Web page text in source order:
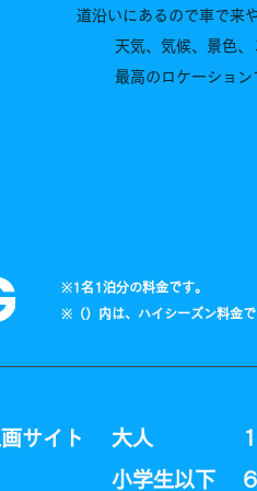
道沿いにあるので車で来
天気、気候、景色、
最高のロケーション
​※1名1泊分の料金です。
​※（）内は、ハイシーズン料金
サイト
大人
小学生以下